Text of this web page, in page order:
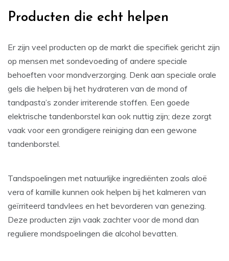
Producten die echt helpen
Er zijn veel producten op de markt die specifiek gericht zijn
op mensen met sondevoeding of andere speciale
behoeften voor mondverzorging. Denk aan speciale orale
gels die helpen bij het hydrateren van de mond of
tandpasta’s zonder irriterende stoffen. Een goede
elektrische tandenborstel kan ook nuttig zijn; deze zorgt
vaak voor een grondigere reiniging dan een gewone
tandenborstel.
Tandspoelingen met natuurlijke ingrediënten zoals aloë
vera of kamille kunnen ook helpen bij het kalmeren van
geïrriteerd tandvlees en het bevorderen van genezing.
Deze producten zijn vaak zachter voor de mond dan
reguliere mondspoelingen die alcohol bevatten.